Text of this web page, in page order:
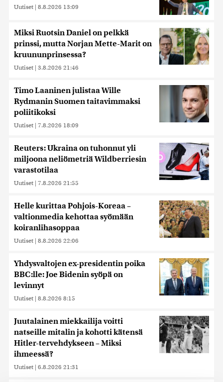
Uutiset | 8.8.2026 13:09
Miksi Ruotsin Daniel on pelkkä
prinssi, mutta Norjan Mette-Marit on
kruununprinsessa?
Uutiset | 3.8.2026 21:46
Timo Laaninen julistaa Wille
Rydmanin Suomen taitavimmaksi
poliitikoksi
Uutiset | 7.8.2026 18:09
Reuters: Ukraina on tuhonnut yli
miljoona neliömetriä Wildberriesin
varastotilaa
Uutiset | 7.8.2026 21:55
Helle kurittaa Pohjois-Koreaa –
valtionmedia kehottaa syömään
koiranlihasoppaa
Uutiset | 8.8.2026 22:06
Yhdysvaltojen ex-presidentin poika
BBC:lle: Joe Bidenin syöpä on
levinnyt
Uutiset | 8.8.2026 8:15
Juutalainen miekkailija voitti
natseille mitalin ja kohotti kätensä
Hitler-tervehdykseen – Miksi
ihmeessä?
Uutiset | 6.8.2026 21:31